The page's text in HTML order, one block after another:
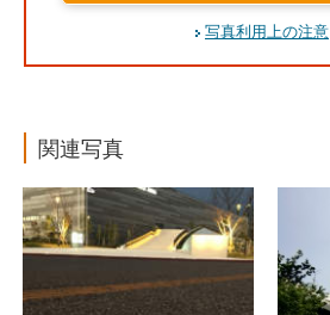
写真利用上の注意
関連写真